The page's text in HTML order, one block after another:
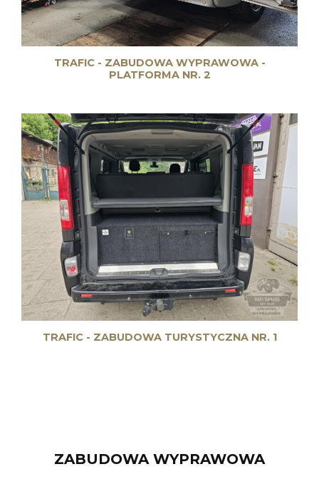
TRAFIC - ZABUDOWA WYPRAWOWA -
PLATFORMA NR. 2
TRAFIC - ZABUDOWA TURYSTYCZNA NR. 1
ZABUDOWA WYPRAWOWA